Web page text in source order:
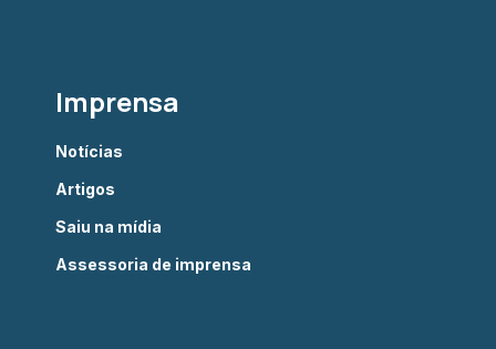
Imprensa
Notícias
Artigos
Saiu na mídia
Assessoria de imprensa